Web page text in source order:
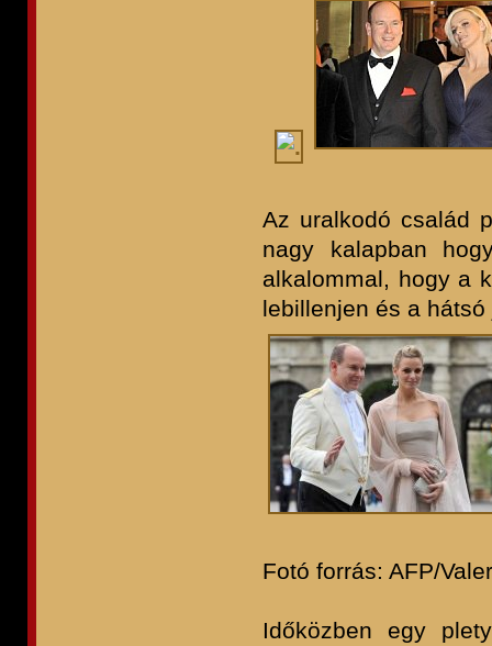
Az uralkodó család
nagy kalapban
alkalommal, hogy a
lebillenjen és a
Fotó forrás: AFP/
Időközben egy